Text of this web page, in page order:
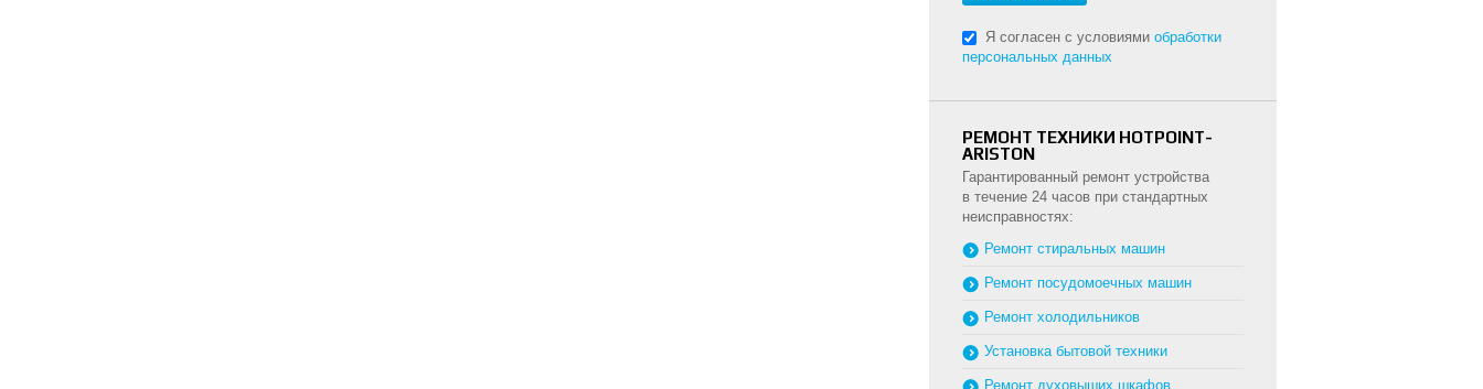
Я согласен с условиями обработки
персональных данных
РЕМОНТ ТЕХНИКИ HOTPOINT-
ARISTON
Гарантированный ремонт устройства
в течение 24 часов при стандартных
неисправностях:
Ремонт стиральных машин
Ремонт посудомоечных машин
Ремонт холодильников
Установка бытовой техники
Ремонт духовыших шкафов